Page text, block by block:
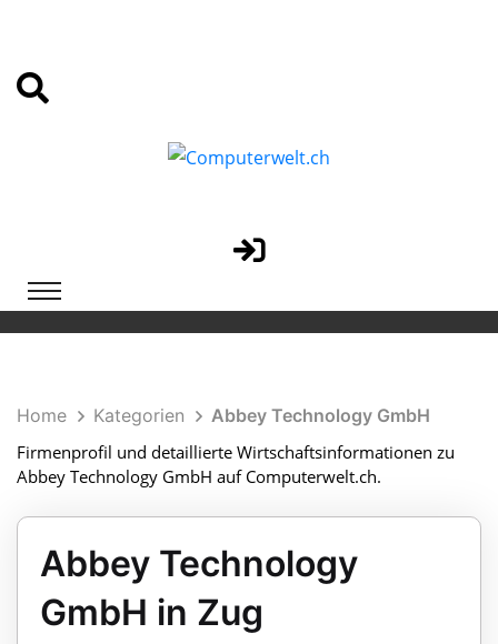
Home Kategorien
Abbey Technology GmbH
Firmenprofil und detaillierte Wirtschaftsinformationen zu
Abbey Technology GmbH auf Computerwelt.ch.
Abbey Technology
GmbH in Zug